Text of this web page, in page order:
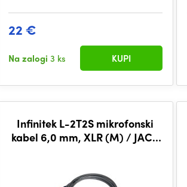
22 €
Na zalogi3 ks KUPI
Infinitek L-2T2S mikrofonski
kabel 6,0 mm, XLR (M) / JACK